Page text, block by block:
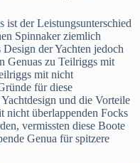
ist der Leistungsunterschied
Spinnaker ziemlich
der Yachten jedoch
Genuas zu Teilriggs mit
mit nicht
für diese
und die Vorteile
nicht überlappenden Focks
vermissten diese Boote
Genua für spitzere